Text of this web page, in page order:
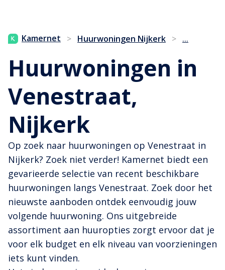
Kamernet > Huurwoningen Nijkerk > ...
Huurwoningen in
Venestraat,
Nijkerk
Op zoek naar huurwoningen op Venestraat in
Nijkerk? Zoek niet verder! Kamernet biedt een
gevarieerde selectie van recent beschikbare
huurwoningen langs Venestraat. Zoek door het
nieuwste aanboden ontdek eenvoudig jouw
volgende huurwoning. Ons uitgebreide
assortiment aan huuropties zorgt ervoor dat je
voor elk budget en elk niveau van voorzieningen
iets kunt vinden.